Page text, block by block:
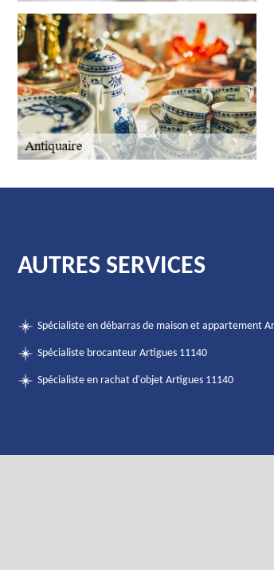
AUTRES SERVICES
Spécialiste en débarras de maison et appartement
Spécialiste brocanteur Artigues 11140
Spécialiste en rachat d'objet Artigues 11140